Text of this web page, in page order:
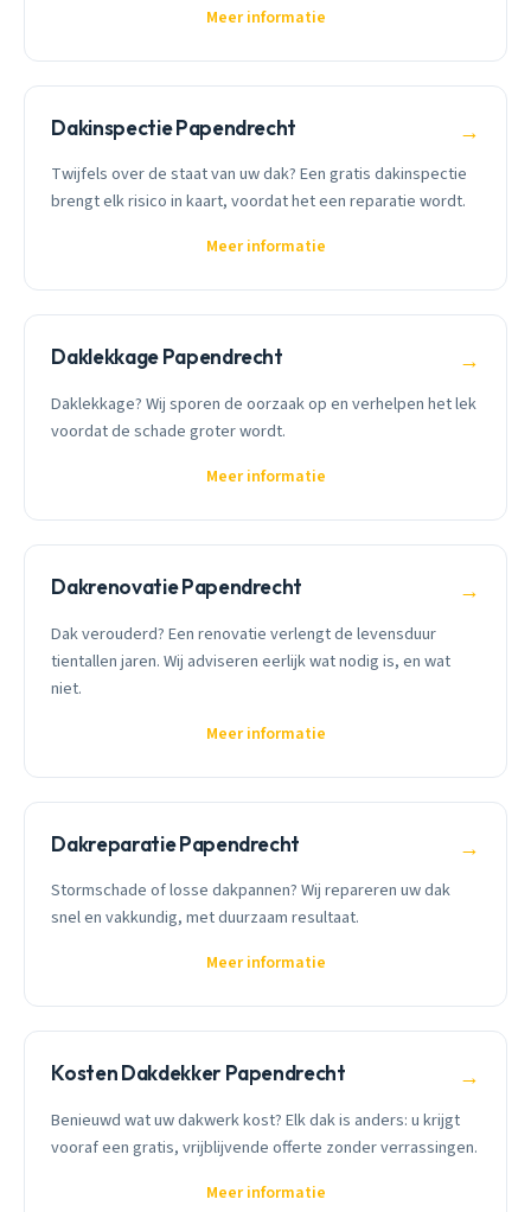
Meer informatie
Dakinspectie Papendrecht →
Twijfels over de staat van uw dak? Een gratis dakinspectie
brengt elk risico in kaart, voordat het een reparatie wordt.
Meer informatie
Daklekkage Papendrecht →
Daklekkage? Wij sporen de oorzaak op en verhelpen het lek
voordat de schade groter wordt.
Meer informatie
Dakrenovatie Papendrecht →
Dak verouderd? Een renovatie verlengt de levensduur
tientallen jaren. Wij adviseren eerlijk wat nodig is, en wat
niet.
Meer informatie
Dakreparatie Papendrecht →
Stormschade of losse dakpannen? Wij repareren uw dak
snel en vakkundig, met duurzaam resultaat.
Meer informatie
Kosten Dakdekker Papendrecht →
Benieuwd wat uw dakwerk kost? Elk dak is anders: u krijgt
vooraf een gratis, vrijblijvende offerte zonder verrassingen.
Meer informatie